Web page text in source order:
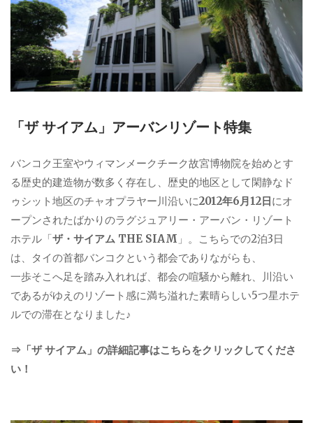
「ザ サイアム」アーバンリゾート特集
バンコク王室やウィマンメークチーク故宮博物院を始めとす
る歴史的建造物が数多く存在し、歴史的地区として閑静なド
ゥシット地区のチャオプラヤー川沿いに2012年6月12日にオ
ープンされたばかりのラグジュアリー・アーバン・リゾート
ホテル「ザ・サイアム THE SIAM 」。こちらでの2泊3日
は、タイの首都バンコクという都会でありながらも、
一歩そこへ足を踏み入れれば、都会の喧騒から離れ、川沿い
であるがゆえのリゾート感に満ち溢れた素晴らしい5つ星ホテ
ルでの滞在となりました♪
⇒「ザ サイアム」の詳細記事はこちらをクリックしてくださ
い！